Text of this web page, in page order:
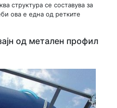
структура се составува за
ова е една од ретките
од метален профил